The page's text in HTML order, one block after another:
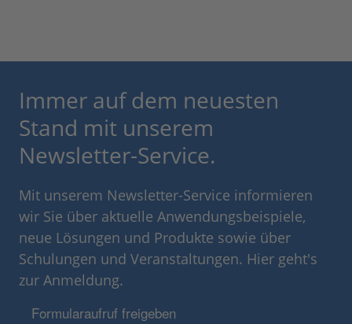
Immer auf dem neuesten
Stand mit unserem
Newsletter-Service.
Mit unserem Newsletter-Service informieren
wir Sie über aktuelle Anwendungsbeispiele,
neue Lösungen und Produkte sowie über
Schulungen und Veranstaltungen. Hier geht's
zur Anmeldung.
Formularaufruf freigeben